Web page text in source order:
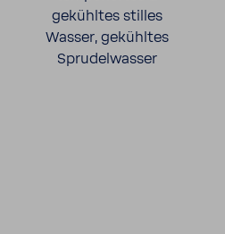
gekühltes stilles
Wasser, gekühltes
Spru­del­wasser